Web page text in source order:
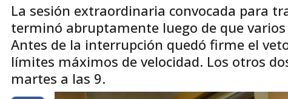
La sesión extraordinaria convocada para
terminó abruptamente luego de que
Antes de la interrupción quedó firme el
límites máximos de velocidad. Los otros
martes a las 9.